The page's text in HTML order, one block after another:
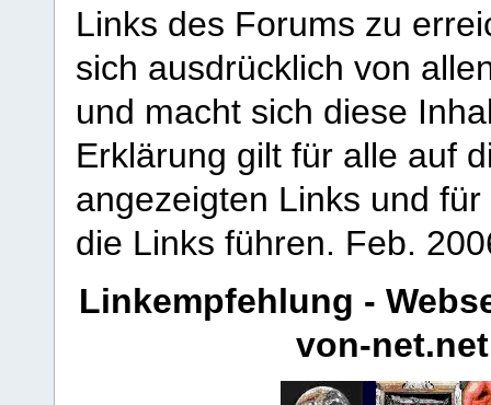
Links des Forums zu
sich ausdrücklich von
und macht sich diese
Erklärung gilt für alle auf
angezeigten Links und
die Links führen. Feb.
Linkempfehlung -
von-net.net